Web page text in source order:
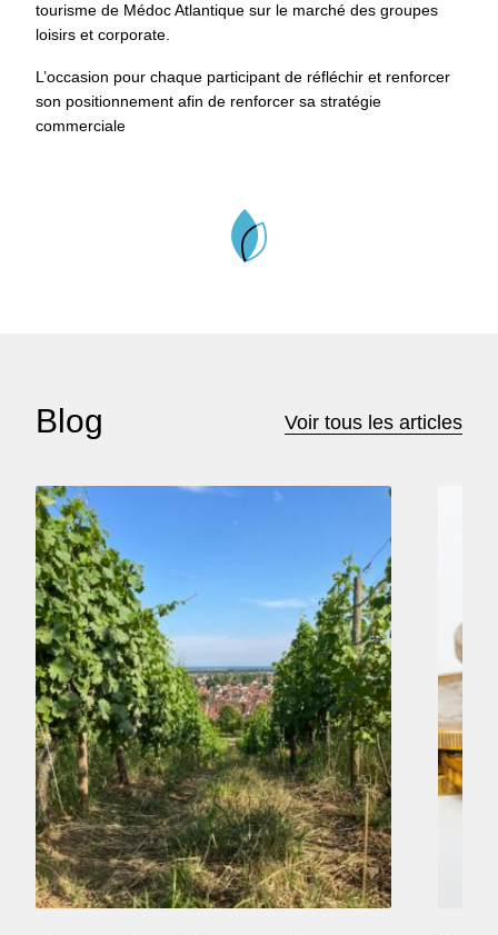
tourisme de Médoc Atlantique sur le marché des groupes
loisirs et corporate.
L’occasion pour chaque participant de réfléchir et renforcer
son positionnement afin de renforcer sa stratégie
commerciale
Blog Voir tous les articles